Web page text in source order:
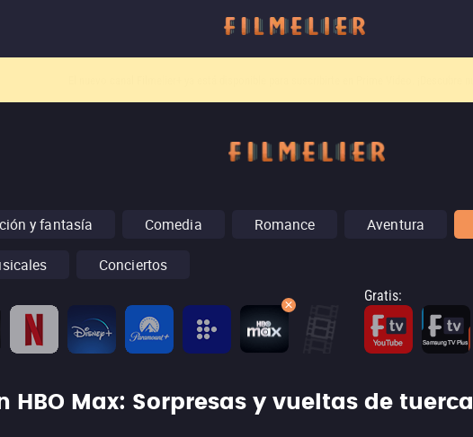
y fantasía Comedia Romance Aventura
Conciertos
Gratis:
HBO Max: Sorpresas y vueltas de tuerca